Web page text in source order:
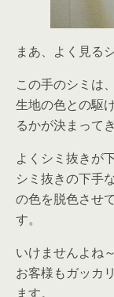
まあ、よく見る
この手のシミは
生地の色との駆
るかが決まって
よくシミ抜きが
シミ抜きの下手
の色を脱色させ
す。
いけませんよね
お客様もガッカ
ます。